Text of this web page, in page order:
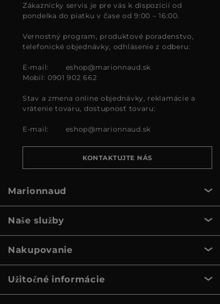
Zákaznícky servis je pre vás k dispozícií od
pondelka do piatku v čase od 9:00 – 16:00.
Vernostný program, produktové poradenstvo,
telefonické objednávky, odhlásenie z odberu:
E-mail:
eshop@marionnaud.sk
Mobil: 0901 902 662
Stav a zmena online objednávky, reklamácie a
vrátenie tovaru, dostupnosť tovaru:
E-mail: eshop@marionnaud.sk
KONTAKTUJTE NÁS
Marionnaud
Naše služby
Nakupovanie
Užitočné informácie